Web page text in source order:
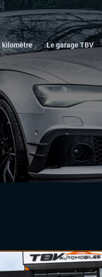
kilomètre Le garage TBV